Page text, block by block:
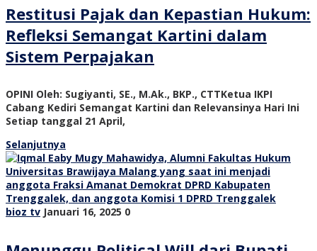
Restitusi Pajak dan Kepastian Hukum:
Refleksi Semangat Kartini dalam
Sistem Perpajakan
OPINI Oleh: Sugiyanti, SE., M.Ak., BKP., CTTKetua IKPI
Cabang Kediri Semangat Kartini dan Relevansinya Hari Ini
Setiap tanggal 21 April,
Selanjutnya
bioz tv Januari 16, 2025 0